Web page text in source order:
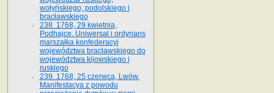
wołyńskiego, podolskiego i
bracławskiego
238. 1768, 29 kwietnia,
Podhajce. Uniwersał i ordynans
marszałka konfederacyi
województwa bracławskiego do
wo­jewództwa kijowskiego i
ruskiego
239. 1768, 25 czerwca, Lwów.
Manifestacya z powodu